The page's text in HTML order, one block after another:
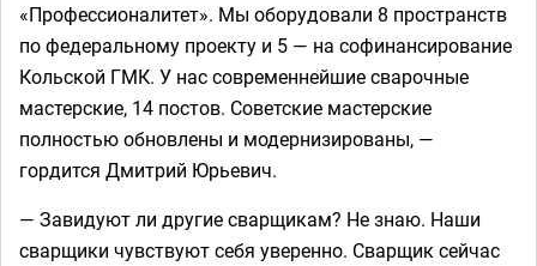
«Профессионалитет». Мы оборудовали 8 пространств
по федеральному проекту и 5 — на софинансирование
Кольской ГМК. У нас современнейшие сварочные
мастерские, 14 постов. Советские мастерские
полностью обновлены и модернизированы, —
гордится Дмитрий Юрьевич.
— Завидуют ли другие сварщикам? Не знаю. Наши
сварщики чувствуют себя уверенно. Сварщик сейчас